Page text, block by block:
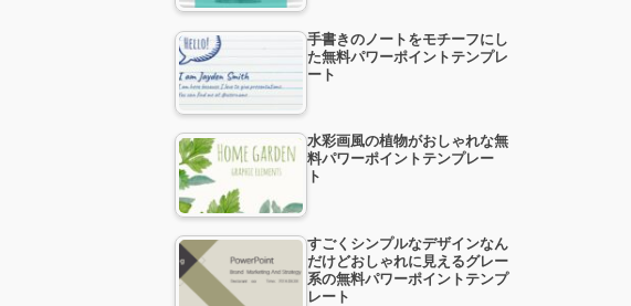
手書きのノートをモチーフにし
た無料パワーポイントテンプレ
ート
水彩画風の植物がおしゃれな無
料パワーポイントテンプレー
ト
すごくシンプルなデザインなん
だけどおしゃれに見えるグレー
系の無料パワーポイントテンプ
レート